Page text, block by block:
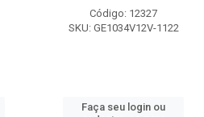
Código: 12327
SKU: GE1034V12V-1122
Faça seu login ou